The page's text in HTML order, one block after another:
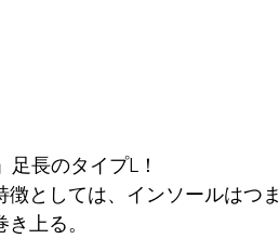
長のタイプL！
徴としては、インソールはつ
上る。